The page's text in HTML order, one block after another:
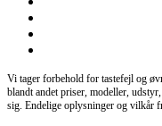
Vi tager forbehold for tastefejl og
blandt andet priser, modeller,
sig. Endelige oplysninger og vilkår